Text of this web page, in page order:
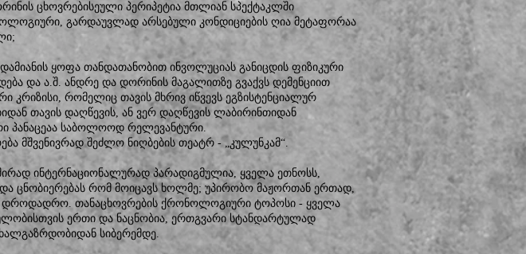
ცხოვრებისეული პერიპეტია მთლიან სპექტაკლში
გარდაუვლად არსებული კონდიციების ღია მეტაფორაა
ყოფა თანდათანობით ინვოლუციას განიცდის ფიზიკური
და ა.შ. ანდრე და დორინის მაგალითზე გვაქვს დემენციით
კრიზისი, რომელიც თავის მხრივ იწვევს ეგზისტენციალურ
თავის დაღწევის, ან ვერ დაღწევის ლაბირინთიდან
პანაცეაა საბოლოოდ რელევანტური.
მშვენივრად შეძლო ნიღბების თეატრ - „კულუნკამ“.
ინტერნაციონალურად პარადიგმულია, ყველა ეთნოსს,
ცნობიერებას რომ მოიცავს ხოლმე; უპირობო მაჟორთან ერთად,
დროდადრო. თანაცხოვრების ქრონოლოგიური ტოპოსი - ყველა
ერთი და ნაცნობია, ერთგვარი სტანდარტულად
სიბერემდე.